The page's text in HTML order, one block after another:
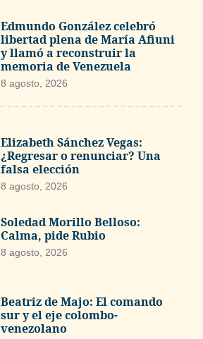
Edmundo González celebró
libertad plena de María Afiuni
y llamó a reconstruir la
memoria de Venezuela
8 agosto, 2026
Elizabeth Sánchez Vegas:
¿Regresar o renunciar? Una
falsa elección
8 agosto, 2026
Soledad Morillo Belloso:
Calma, pide Rubio
8 agosto, 2026
Beatriz de Majo: El comando
sur y el eje colombo-
venezolano